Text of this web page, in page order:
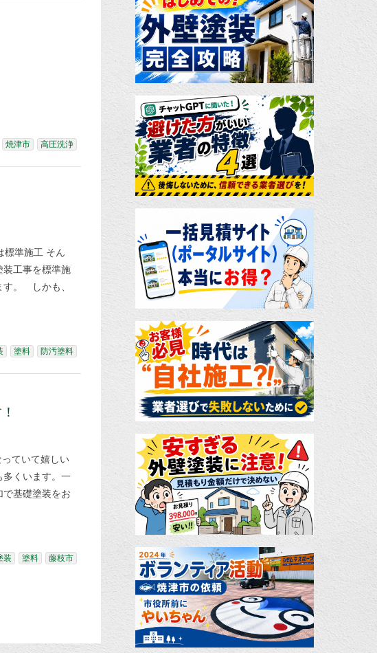
焼津市 高圧洗浄
標準施工 そん
装工事を標準施
す。 しかも、
塗料 防汚塗料
ていて嬉しい
多くいます。一
基礎塗装をお
装 塗料 藤枝市